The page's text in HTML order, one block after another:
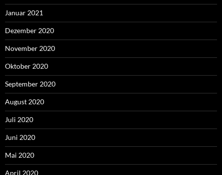
Januar 2021
Dezember 2020
November 2020
Oktober 2020
September 2020
August 2020
Juli 2020
Juni 2020
Mai 2020
April 2020